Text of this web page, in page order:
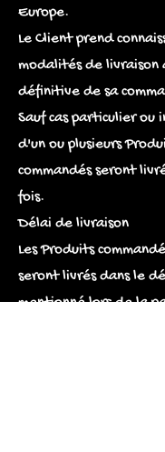
Europe.
Le Client prend
modalités de
définitive de sa
Sauf cas particulier ou
d'un ou plusieurs
commandés seront
fois.
Délai de livraison
Les Produits
seront livrés dans le
mentionné lors de la